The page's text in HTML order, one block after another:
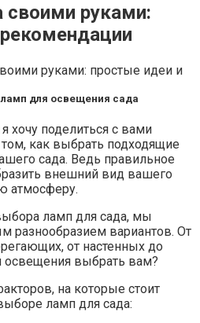
своими руками:
для освещения сада
хочу поделиться с вами
как выбрать подходящие
сада. Ведь правильное
внешний вид вашего
атмосферу.
ламп для сада, мы
разнообразием вариантов. От
от настенных до
выбрать вам?
на которые стоит
ламп для сада: